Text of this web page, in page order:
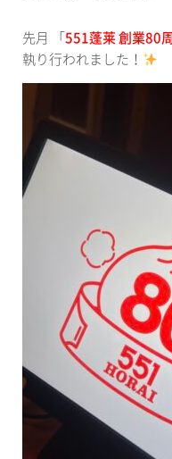
先月 「551蓬莱 創業80
執り行われました！